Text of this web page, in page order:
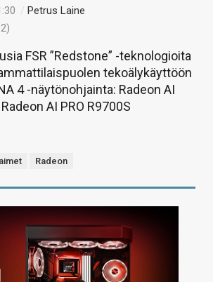
/ Petrus Laine
FSR ”Redstone” -teknologioita
tekoälykäyttöön
4 -näytönohjainta: Radeon AI
AI PRO R9700S
Radeon